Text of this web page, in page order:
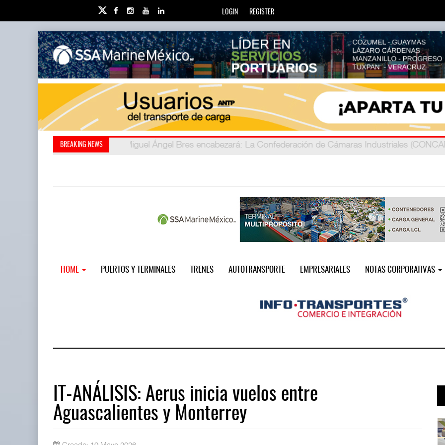
LOGIN REGISTER
BREAKING NEWS Miguel Ángel Bres encabezará
Retos de la educación privada : Más de 20 mil escuelas privadas atienden a más
HOME PUERTOS Y TERMINALES TRENES AUTOTRANSPORTE EMPRESARIALES NOTAS CORPORATIVAS
IT-ANÁLISIS: Aerus inicia vuelos entre
Aguascalientes y Monterrey
Miguel Ángel Bres encabezará seguri ...